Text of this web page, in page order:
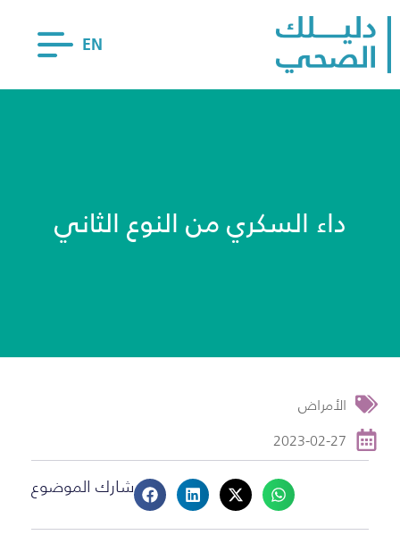
EN
داء السكري من النوع الثاني
الأمراض
2023-02-27
شارك الموضوع